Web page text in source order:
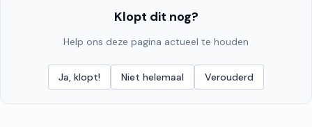
Klopt dit nog?
Help ons deze pagina actueel te houden
Ja, klopt! Niet helemaal Verouderd